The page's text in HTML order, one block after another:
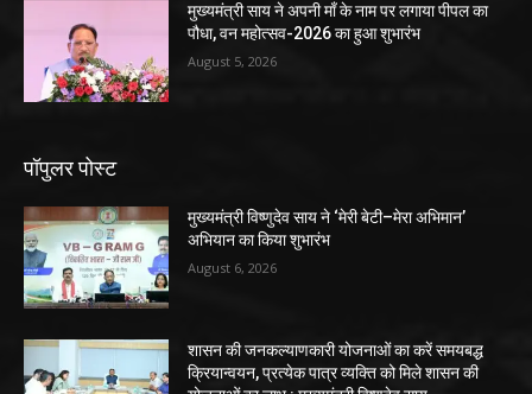
मुख्यमंत्री साय ने अपनी माँ के नाम पर लगाया पीपल का
पौधा, वन महोत्सव-2026 का हुआ शुभारंभ
August 5, 2026
पॉपुलर पोस्ट
मुख्यमंत्री विष्णुदेव साय ने ‘मेरी बेटी–मेरा अभिमान’
अभियान का किया शुभारंभ
August 6, 2026
शासन की जनकल्याणकारी योजनाओं का करें समयबद्ध
क्रियान्वयन, प्रत्येक पात्र व्यक्ति को मिले शासन की